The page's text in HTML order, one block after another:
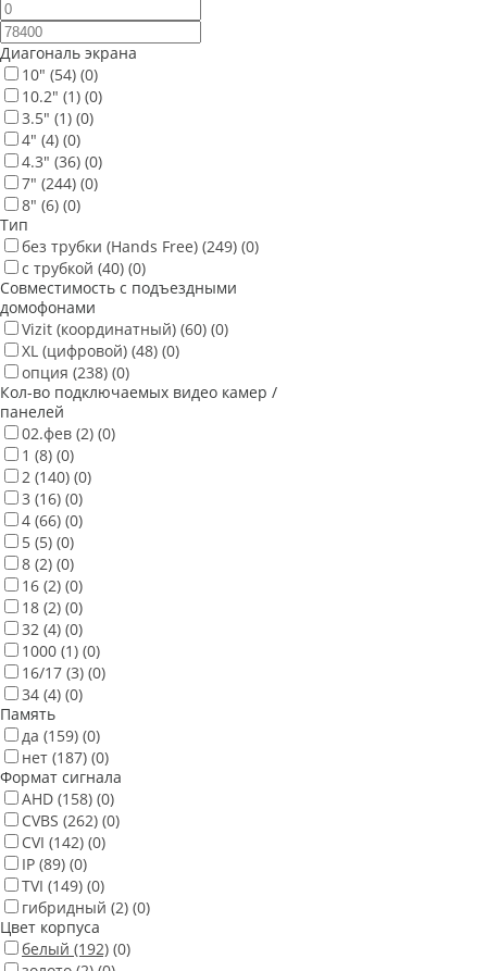
Диагональ экрана
10" (54) (0)
10.2" (1) (0)
3.5" (1) (0)
4" (4) (0)
4.3" (36) (0)
7" (244) (0)
8" (6) (0)
Тип
без трубки (Hands Free) (249) (0)
с трубкой (40) (0)
Совместимость с подъездными
домофонами
Vizit (координатный) (60) (0)
XL (цифровой) (48) (0)
опция (238) (0)
Кол-во подключаемых видео камер /
панелей
02.фев (2) (0)
1 (8) (0)
2 (140) (0)
3 (16) (0)
4 (66) (0)
5 (5) (0)
8 (2) (0)
16 (2) (0)
18 (2) (0)
32 (4) (0)
1000 (1) (0)
16/17 (3) (0)
34 (4) (0)
Память
да (159) (0)
нет (187) (0)
Формат сигнала
AHD (158) (0)
CVBS (262) (0)
CVI (142) (0)
IP (89) (0)
TVI (149) (0)
гибридный (2) (0)
Цвет корпуса
белый (192) (0)